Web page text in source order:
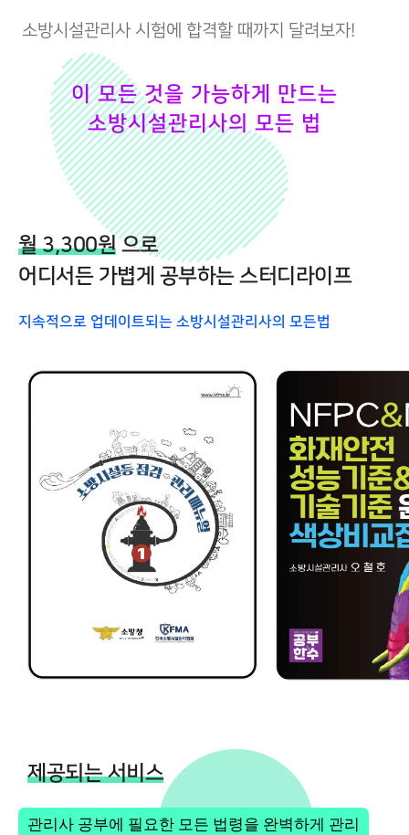
소방시설관리사 시험에 합격할 때까지 달려보자!
이 모든 것을 가능하게 만드는
소방시설관리사의 모든 법
월 3,300원으로
어디서든 가볍게 공부하는 스터디라이프
지속적으로 업데이트되는 소방시설관리사의 모든법
제공되는 서비스
관리사 공부에 필요한 모든 법령을 완벽하게 관리